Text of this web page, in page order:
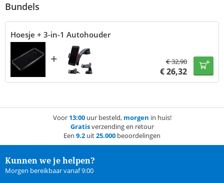
Bundels
Hoesje + 3-in-1 Autohouder
+ €32,90
€26,32
Voor 13:00uur besteld, morgen in huis!
Gratisverzending en retour
Een 9.2 uit25.000 beoordelingen
Kunnen we je helpen?
Morgen bereikbaar vanaf 9:00